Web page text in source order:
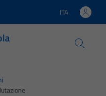
Lingua attiva:
ITA